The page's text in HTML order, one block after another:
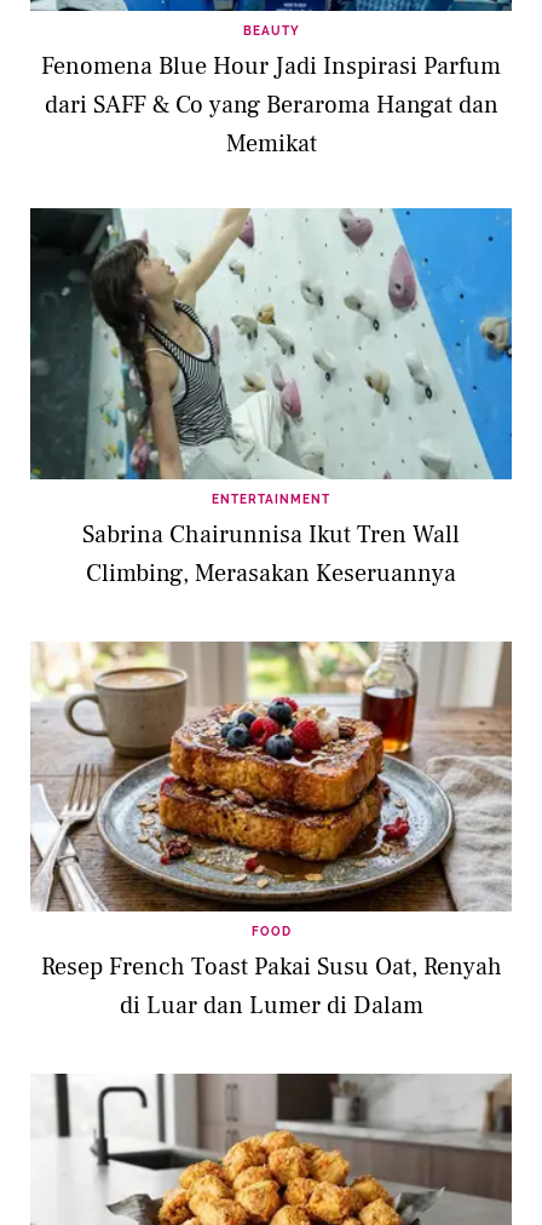
BEAUTY
Fenomena Blue Hour Jadi Inspirasi Parfum
dari SAFF & Co yang Beraroma Hangat dan
Memikat
ENTERTAINMENT
Sabrina Chairunnisa Ikut Tren Wall
Climbing, Merasakan Keseruannya
FOOD
Resep French Toast Pakai Susu Oat, Renyah
di Luar dan Lumer di Dalam